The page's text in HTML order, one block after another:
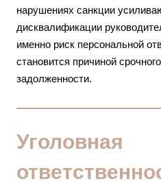
нарушениях санкции
дисквалификации
именно риск персональной
становится причиной
задолженности.
Уголовная